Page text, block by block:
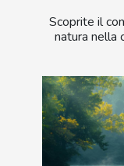
Scoprite il
natura nella